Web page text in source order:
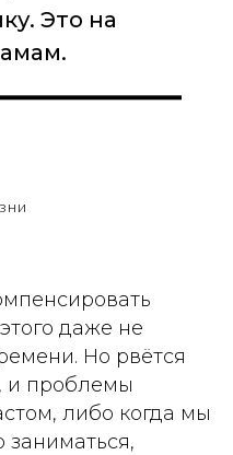
Это на
даже не
Но рвётся
и проблемы
либо когда мы
заниматься,